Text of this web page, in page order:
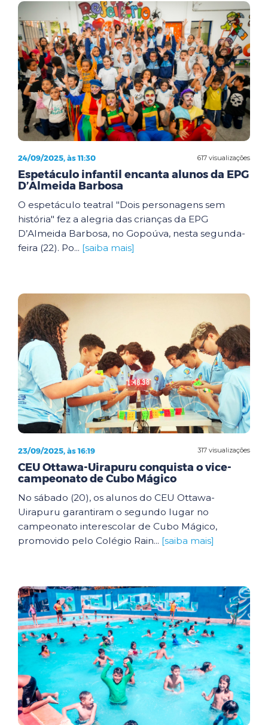
617 visualizações
24/09/2025, às 11:30
Espetáculo infantil encanta alunos da EPG
D’Almeida Barbosa
O espetáculo teatral "Dois personagens sem
história" fez a alegria das crianças da EPG
D’Almeida Barbosa, no Gopoúva, nesta segunda-
feira (22). Po... [saiba mais]
317 visualizações
23/09/2025, às 16:19
CEU Ottawa-Uirapuru conquista o vice-
campeonato de Cubo Mágico
No sábado (20), os alunos do CEU Ottawa-
Uirapuru garantiram o segundo lugar no
campeonato interescolar de Cubo Mágico,
promovido pelo Colégio Rain... [saiba mais]